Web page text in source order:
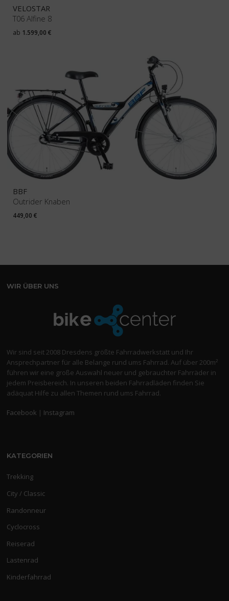
VELOSTAR
T06 Alfine 8
ab 1.599,00€
BBF
Outrider Knaben
449,00€
WIR ÜBER UNS
Wir sind seit 2008 Dresdens größte Fahrradwerkstatt und Ihr
Ansprechpartner für alle Belange rund ums Fahrrad. Auf über 200m²
führen wir eine große Auswahl neuer und gebrauchter Fahrräder in
jedem Preisbereich. In unseren beiden Fahrradläden finden Sie
adäquat Hilfe zu allen Themen rund ums Fahrrad.
Facebook | Instagram
KATEGORIEN
Trekking
City / Classic
Randonneur
Cyclocross
Reiserad
Lastenrad
Kinderfahrrad